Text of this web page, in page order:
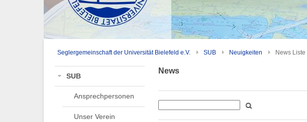
Seglergemeinschaft der Universität Bielefeld e.V. SUB Neuigkeiten News Liste
SUB
Ansprechpersonen
Unser Verein
News